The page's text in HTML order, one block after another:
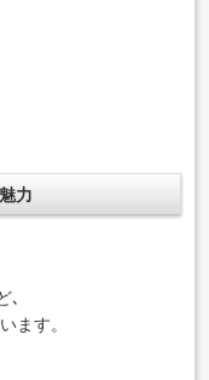
力
､
ます。